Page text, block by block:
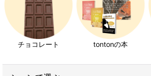
いろんな【ミニ】あります
チョコレート tontonの本